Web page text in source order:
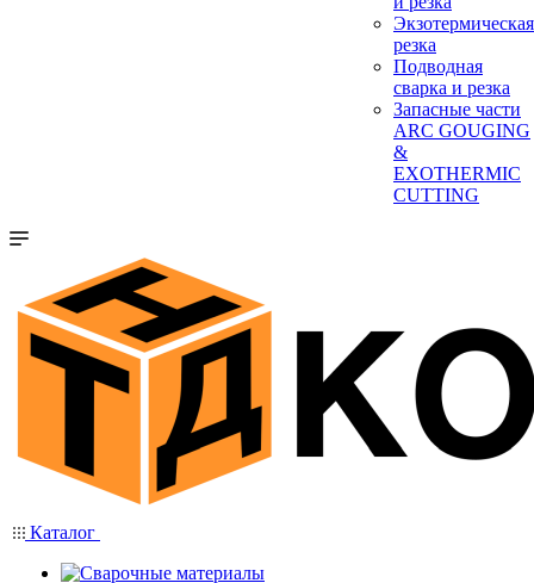
Экзотермическая
резка
Подводная
сварка и резка
Запасные части
ARC GOUGING
&
EXOTHERMIC
CUTTING
Каталог